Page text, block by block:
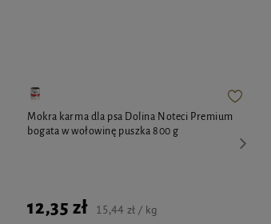
Mokra karma dla psa Dolina Noteci Premium
bogata w wołowinę puszka 800 g
12,35 zł 15,44 zł / kg